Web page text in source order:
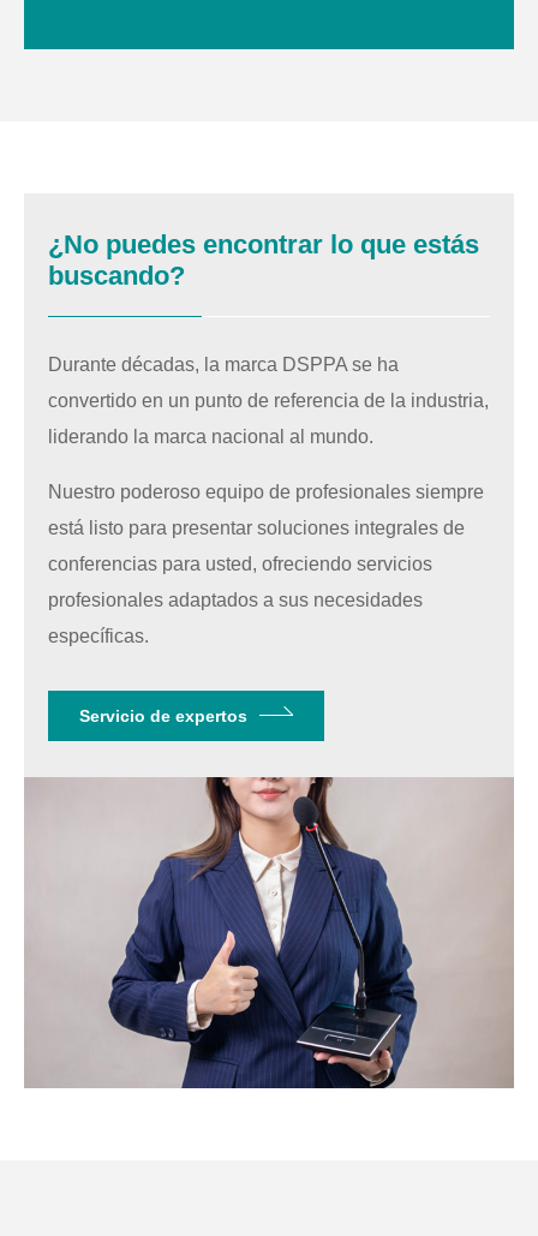
¿No puedes encontrar lo que estás
buscando?
Durante décadas, la marca DSPPA se ha
convertido en un punto de referencia de la industria,
liderando la marca nacional al mundo.
Nuestro poderoso equipo de profesionales siempre
está listo para presentar soluciones integrales de
conferencias para usted, ofreciendo servicios
profesionales adaptados a sus necesidades
específicas.
Servicio de expertos